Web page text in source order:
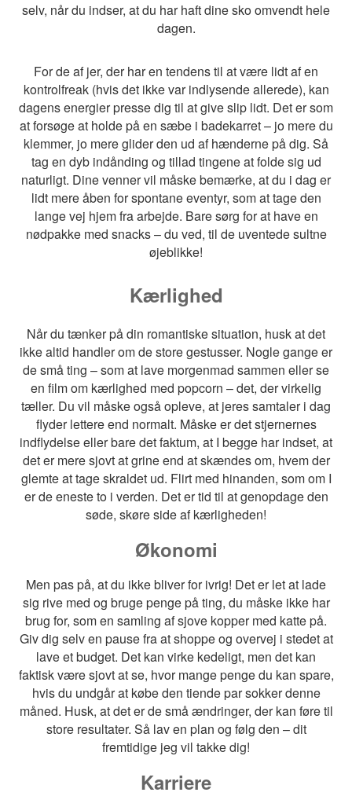
selv, når du indser, at du har haft dine sko omvendt hele
dagen.
For de af jer, der har en tendens til at være lidt af en
kontrolfreak (hvis det ikke var indlysende allerede), kan
dagens energier presse dig til at give slip lidt. Det er som
at forsøge at holde på en sæbe i badekarret – jo mere du
klemmer, jo mere glider den ud af hænderne på dig. Så
tag en dyb indånding og tillad tingene at folde sig ud
naturligt. Dine venner vil måske bemærke, at du i dag er
lidt mere åben for spontane eventyr, som at tage den
lange vej hjem fra arbejde. Bare sørg for at have en
nødpakke med snacks – du ved, til de uventede sultne
øjeblikke!
Kærlighed
Når du tænker på din romantiske situation, husk at det
ikke altid handler om de store gestusser. Nogle gange er
de små ting – som at lave morgenmad sammen eller se
en film om kærlighed med popcorn – det, der virkelig
tæller. Du vil måske også opleve, at jeres samtaler i dag
flyder lettere end normalt. Måske er det stjernernes
indflydelse eller bare det faktum, at I begge har indset, at
det er mere sjovt at grine end at skændes om, hvem der
glemte at tage skraldet ud. Flirt med hinanden, som om I
er de eneste to i verden. Det er tid til at genopdage den
søde, skøre side af kærligheden!
Økonomi
Men pas på, at du ikke bliver for ivrig! Det er let at lade
sig rive med og bruge penge på ting, du måske ikke har
brug for, som en samling af sjove kopper med katte på.
Giv dig selv en pause fra at shoppe og overvej i stedet at
lave et budget. Det kan virke kedeligt, men det kan
faktisk være sjovt at se, hvor mange penge du kan spare,
hvis du undgår at købe den tiende par sokker denne
måned. Husk, at det er de små ændringer, der kan føre til
store resultater. Så lav en plan og følg den – dit
fremtidige jeg vil takke dig!
Karriere